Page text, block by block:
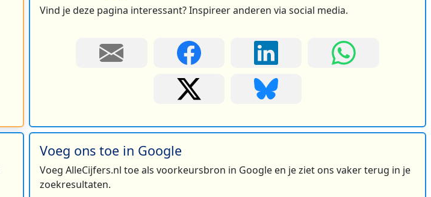
Vind je deze pagina interessant? Inspireer anderen via social media.
Voeg ons toe in Google
Voeg AlleCijfers.nl toe als voorkeursbron in Google en je ziet ons vaker terug in je
zoekresultaten.